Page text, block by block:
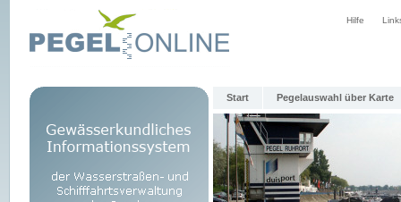
Hilfe
Start Pegelauswahl über Karte